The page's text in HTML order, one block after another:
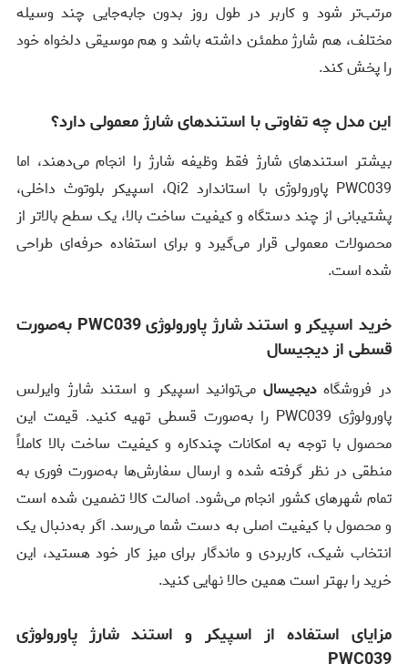
مرتب‌تر شود و کاربر در طول روز بدون جابه‌جایی چند وسیله
مختلف، هم شارژ مطمئن داشته باشد و هم موسیقی دلخواه خود
را پخش کند.
این مدل چه تفاوتی با استندهای شارژ معمولی دارد؟
بیشتر استندهای شارژ فقط وظیفه شارژ را انجام می‌دهند، اما
PWC039 پاورولوژی با استاندارد Qi2، اسپیکر بلوتوث داخلی،
پشتیبانی از چند دستگاه و کیفیت ساخت بالا، یک سطح بالاتر از
محصولات معمولی قرار می‌گیرد و برای استفاده حرفه‌ای طراحی
شده است.
خرید اسپیکر و استند شارژ پاورولوژی PWC039 به‌صورت
قسطی از دیجیسال
در فروشگاهدیجیسال می‌توانید اسپیکر و استند شارژ وایرلس
پاورولوژی PWC039 را به‌صورت قسطی تهیه کنید. قیمت این
محصول با توجه به امکانات چندکاره و کیفیت ساخت بالا کاملاً
منطقی در نظر گرفته شده و ارسال سفارش‌ها به‌صورت فوری به
تمام شهرهای کشور انجام می‌شود. اصالت کالا تضمین شده است
و محصول با کیفیت اصلی به دست شما می‌رسد. اگر به‌دنبال یک
انتخاب شیک، کاربردی و ماندگار برای میز کار خود هستید، این
خرید را بهتر است همین حالا نهایی کنید.
مزایای استفاده از اسپیکر و استند شارژ پاورولوژی